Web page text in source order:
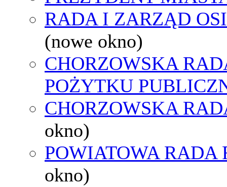
RADA I ZARZĄD
(nowe okno)
CHORZOWSKA
POŻYTKU
CHORZOWSKA
okno)
POWIATOWA RADA
okno)